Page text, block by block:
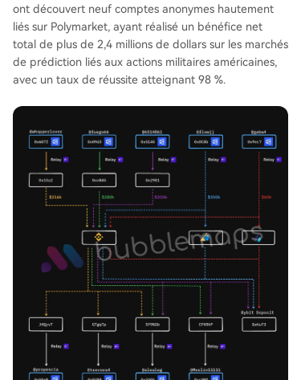
ont découvert neuf comptes anonymes hautement
liés sur Polymarket, ayant réalisé un bénéfice net
total de plus de 2,4 millions de dollars sur les marchés
de prédiction liés aux actions militaires américaines,
avec un taux de réussite atteignant 98 %.